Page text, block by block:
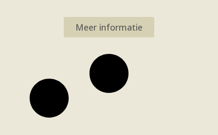
Meer informatie